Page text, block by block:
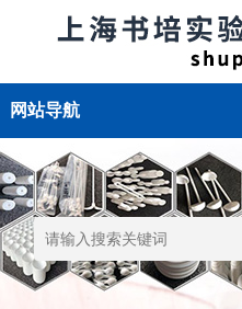
网站导航